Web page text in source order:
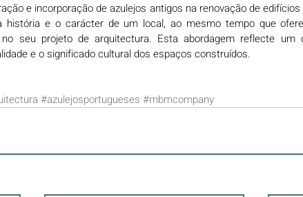
e incorporação de azulejos antigos na renovação de
história e o carácter de um local, ao mesmo tempo que
seu projeto de arquitectura. Esta abordagem reflecte um
e o significado cultural dos espaços construídos.
#azulejosportugueses #mbmcompany